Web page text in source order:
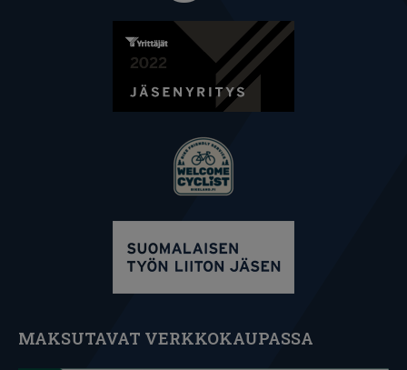
MAKSUTAVAT VERKKOKAUPASSA